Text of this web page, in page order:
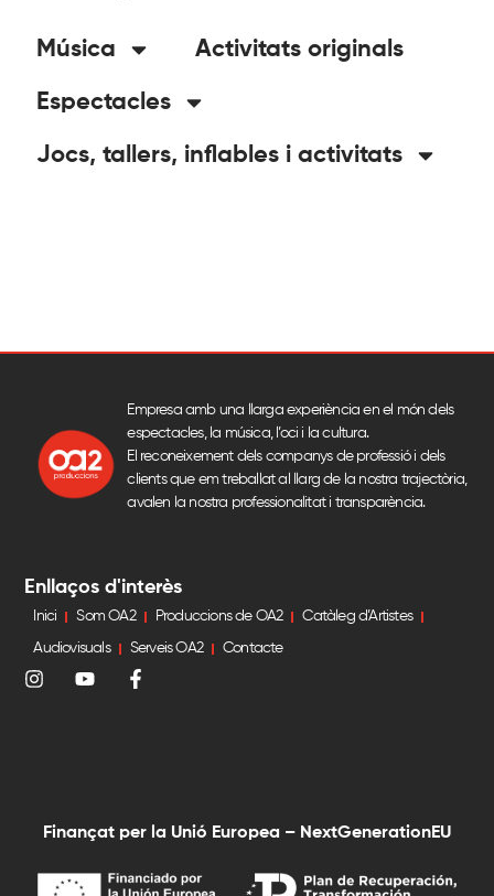
Música Activitats originals
Espectacles
Jocs, tallers, inflables i activitats
Empresa amb una llarga experiència en el món dels
espectacles, la música, l’oci i la cultura.
El reconeixement dels companys de professió i dels
clients que em treballat al llarg de la nostra trajectòria,
avalen la nostra professionalitat i transparència.
Enllaços d'interès
Inici Som OA2 Produccions de OA2 Catàleg d’Artistes
Audiovisuals Serveis OA2 Contacte
Finançat per la Unió Europea – NextGenerationEU